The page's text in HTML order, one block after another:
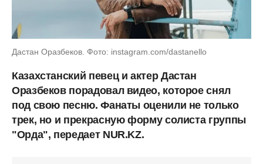
Дастан Оразбеков. Фото: instagram.com/dastanello
Казахстанский певец и актер Дастан
Оразбеков порадовал видео, которое снял
под свою песню. Фанаты оценили не только
трек, но и прекрасную форму солиста группы
"Орда", передает NUR.KZ.